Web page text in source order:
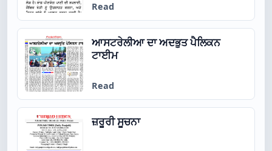
Read
ਆਸਟਰੇਲੀਆ ਦਾ ਅਦਭੁਤ ਪੈਲਿਕਨ
ਟਾਈਮ
Read
ਜ਼ਰੂਰੀ ਸੂਚਨਾ